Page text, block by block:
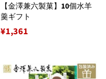
【金澤兼六製菓】10個水羊
羹ギフト
通
格
¥1,361